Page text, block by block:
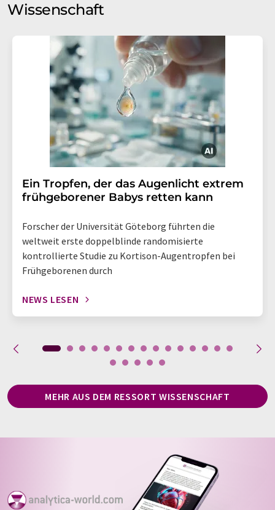
Wissenschaft
Ein Tropfen, der das Augenlicht extrem
frühgeborener Babys retten kann
Forscher der Universität Göteborg führten die
weltweit erste doppelblinde randomisierte
kontrollierte Studie zu Kortison-Augentropfen bei
Frühgeborenen durch
NEWS LESEN
MEHR AUS DEM RESSORT WISSENSCHAFT